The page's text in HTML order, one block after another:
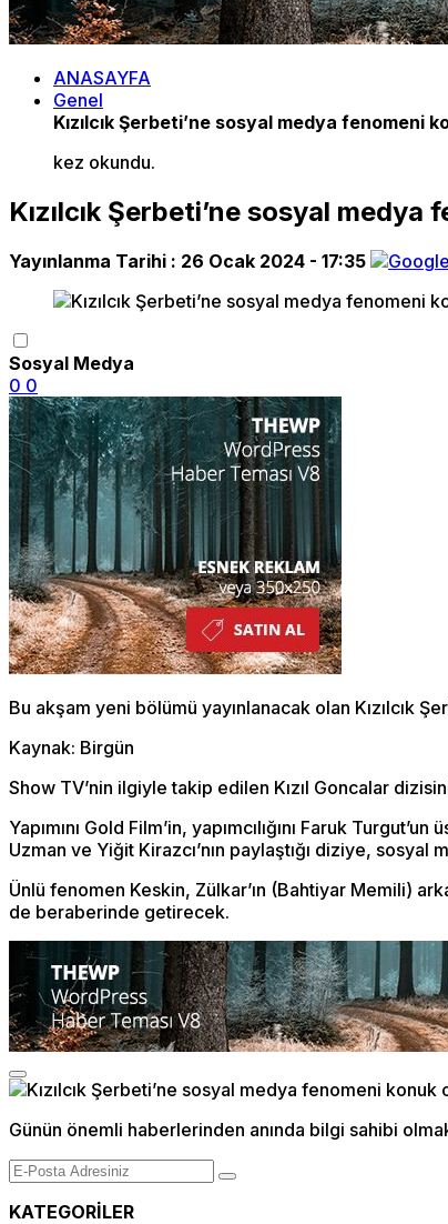
ANASAYFA
Genel
Kızılcık Şerbeti’ne sosyal medya fenomeni
kez okundu.
Kızılcık Şerbeti’ne sosyal
Yayınlanma Tarihi : 26 Ocak 2024 - 17:35
Sosyal Medya
0 0
Bu akşam yeni bölümü yayınlanacak olan Kızılcık
Kaynak: Birgün
Show TV’nin ilgiyle takip edilen Kızıl Goncalar
Yapımını Gold Film’in, yapımcılığını Faruk
Uzman ve Yiğit Kirazcı’nın paylaştığı diziye, sosyal
Ünlü fenomen Keskin, Zülkar’ın (Bahtiyar Memili)
de beraberinde getirecek.
Günün önemli haberlerinden anında bilgi sahibi
KATEGORİLER